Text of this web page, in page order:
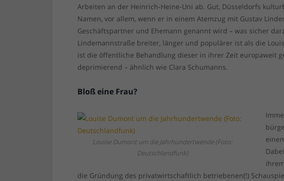
Arbeiten an der Heinrich-Heine-Uni ab. Gut, Düsseldorfs
Namen, vor allem, wenn er in einem Atemzug mit Gustav
Geschäftspartner und Ehemann genannt wird – was sicher
Lindemannstraße breiter, länger und populärer ist als die
ist die öffentliche Behandlung dieser in ihrer Zeit europaweit
deprimierend – ähnlich wie Clara Schumanns.
Bloß eine Frau?
Louise Dumont um die Jahrhundertwende (Foto:
Deutschlandfunk)
die Gründung des privatwirtschaftlich betriebenen(!)